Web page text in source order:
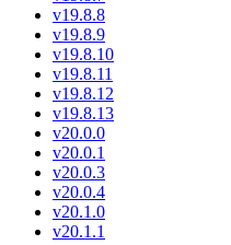
v19.8.8
v19.8.9
v19.8.10
v19.8.11
v19.8.12
v19.8.13
v20.0.0
v20.0.1
v20.0.3
v20.0.4
v20.1.0
v20.1.1